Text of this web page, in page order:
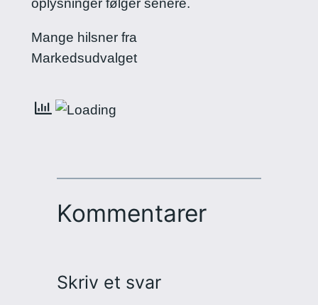
oplysninger følger senere.
Mange hilsner fra
Markedsudvalget
Kommentarer
Skriv et svar